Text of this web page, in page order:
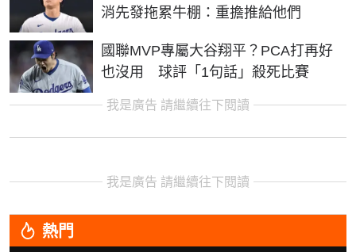
消先發拖累牛棚：重擔推給他們
國聯MVP專屬大谷翔平？PCA打再好
也沒用 球評「1句話」殺死比賽
我是廣告 請繼續往下閱讀
我是廣告 請繼續往下閱讀
熱門